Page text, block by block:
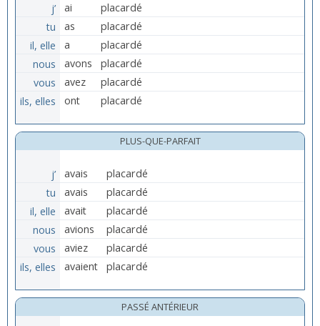
j’ ai
placardé
tu
as
placardé
il, elle
a
placardé
nous
avons
placardé
vous
avez
placardé
ils, elles
ont placardé
PLUS-QUE-PARFAIT
j’ avais
placardé
tu
avais
placardé
il, elle
avait
placardé
nous
avions
placardé
vous
aviez
placardé
ils, elles
avaient placardé
PASSÉ ANTÉRIEUR